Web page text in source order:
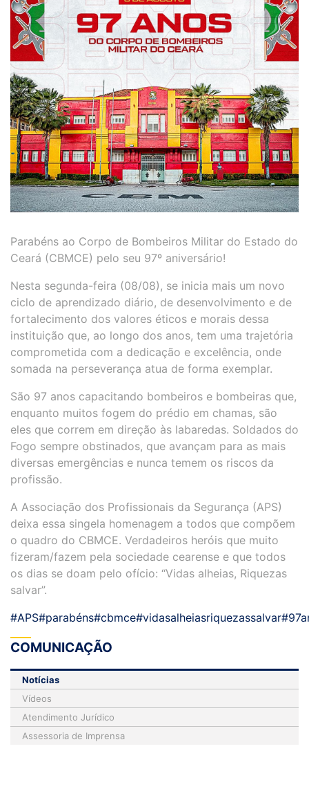
Parabéns ao Corpo de Bombeiros Militar do Estado do
Ceará (CBMCE) pelo seu 97º aniversário!
Nesta segunda-feira (08/08), se inicia mais um novo
ciclo de aprendizado diário, de desenvolvimento e de
fortalecimento dos valores éticos e morais dessa
instituição que, ao longo dos anos, tem uma trajetória
comprometida com a dedicação e excelência, onde
somada na perseverança atua de forma exemplar.
São 97 anos capacitando bombeiros e bombeiras que,
enquanto muitos fogem do prédio em chamas, são
eles que correm em direção às labaredas. Soldados do
Fogo sempre obstinados, que avançam para as mais
diversas emergências e nunca temem os riscos da
profissão.
A Associação dos Profissionais da Segurança (APS)
deixa essa singela homenagem a todos que compõem
o quadro do CBMCE. Verdadeiros heróis que muito
fizeram/fazem pela sociedade cearense e que todos
os dias se doam pelo ofício: “Vidas alheias, Riquezas
salvar”.
#APS#parabéns#cbmce#vidasalheiasriquezassalvar
COMUNICAÇÃO
Notícias
Vídeos
Atendimento Jurídico
Assessoria de Imprensa